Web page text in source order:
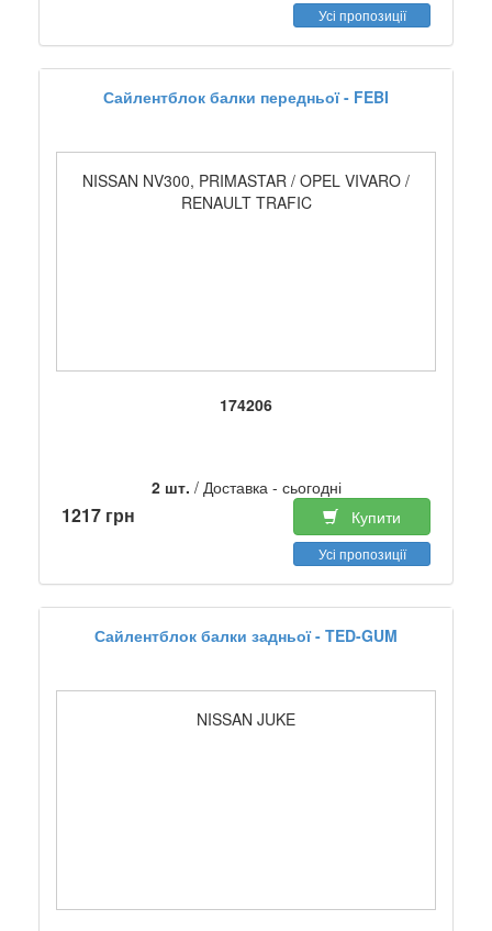
Усі пропозиції
Сайлентблок балки передньої - FEBI
NISSAN NV300, PRIMASTAR / OPEL VIVARO /
RENAULT TRAFIC
174206
2 шт. / Доставка - сьогодні
1217 грн Купити
Усі пропозиції
Сайлентблок балки задньої - TED-GUM
NISSAN JUKE